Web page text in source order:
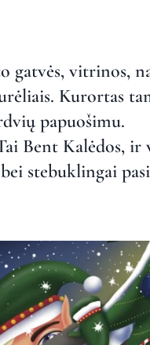
gatvės, vitrinos,
Kurortas
papuošimu.
Bent Kalėdos, ir
stebuklingai